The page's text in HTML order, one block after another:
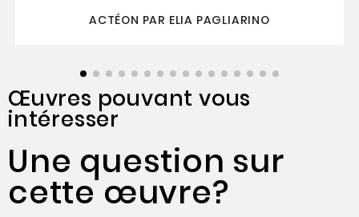
ACTÉON PAR ELIA PAGLIARINO
Œuvres pouvant vous
intéresser
Une question sur
cette œuvre?